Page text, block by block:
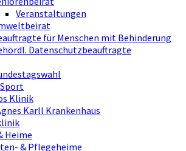
Veranstaltungen
für Menschen mit Behinderung
Datenschutzbeauftragte
Klinik
Karll Krankenhaus
Heime
& Pflegeheime